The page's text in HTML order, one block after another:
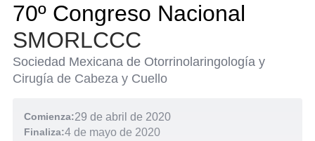
70º Congreso Nacional
SMORLCCC
Sociedad Mexicana de Otorrinolaringología y
Cirugía de Cabeza y Cuello
Comienza:29 de abril de 2020
Finaliza:4 de mayo de 2020